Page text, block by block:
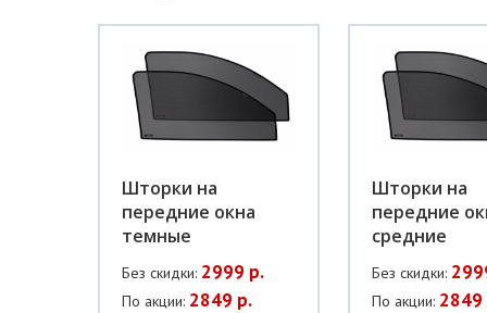
Шторки на
передние окна
темные
Без скидки: 2999 р.
По акции: 2849 р.
Шторки на
передние
средние
Без скидки:
По акции: 2849